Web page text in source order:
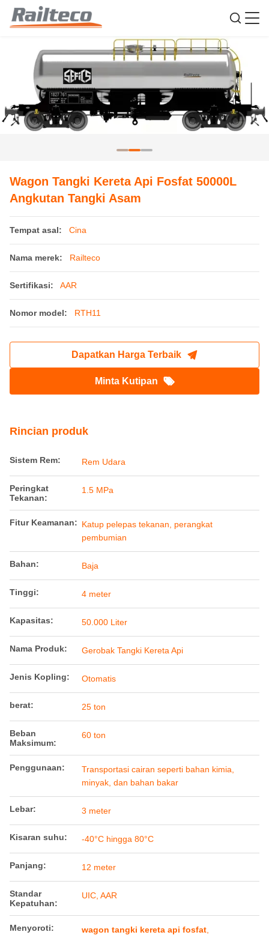
Wagon Tangki Kereta Api Fosfat 50000L
Angkutan Tangki Asam
Tempat asal: Cina
Nama merek: Railteco
Sertifikasi: AAR
Nomor model: RTH11
Dapatkan Harga Terbaik
Minta Kutipan
Rincian produk
Sistem Rem: Rem Udara
Peringkat
Tekanan:
1.5 MPa
Fitur Keamanan: Katup pelepas tekanan, perangkat
pembumian
Bahan: Baja
Tinggi: 4 meter
Kapasitas: 50.000 Liter
Nama Produk: Gerobak Tangki Kereta Api
Jenis Kopling: Otomatis
berat: 25 ton
Beban
Maksimum:
60 ton
Penggunaan:
Transportasi cairan seperti bahan kimia,
minyak, dan bahan bakar
Lebar: 3 meter
Kisaran suhu: -40°C hingga 80°C
Panjang: 12 meter
Standar
Kepatuhan:
UIC, AAR
Menyoroti: wagon tangki kereta api fosfat